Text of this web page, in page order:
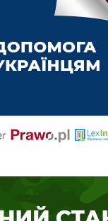
у
документообігу